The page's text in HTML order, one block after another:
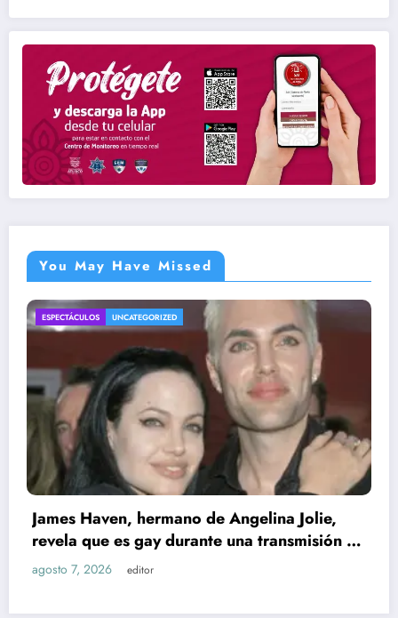
You May Have Missed
en
ENTRETENIMIENTO